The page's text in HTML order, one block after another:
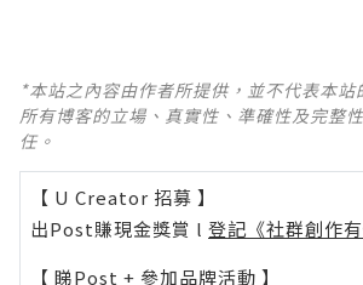
*本站之內容由作者所提供，並不代表本
所有博客的立場、真實性、準確性及完整
任。
【 U Creator 招募 】
出Post賺現金獎賞 l 登記《社群創作有
【 睇Post + 參加品牌活動 】